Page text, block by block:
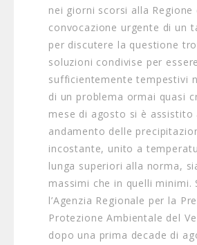
nei giorni scorsi alla Regione
convocazione urgente di un
per discutere la questione
soluzioni condivise per essere
sufficientemente tempestivi
di un problema ormai quasi
mese di agosto si è assistito
andamento delle
incostante, unito a
lunga superiori alla norma,
massimi che in quelli minimi.
l’Agenzia Regionale per la
Protezione Ambientale del
dopo una prima decade di